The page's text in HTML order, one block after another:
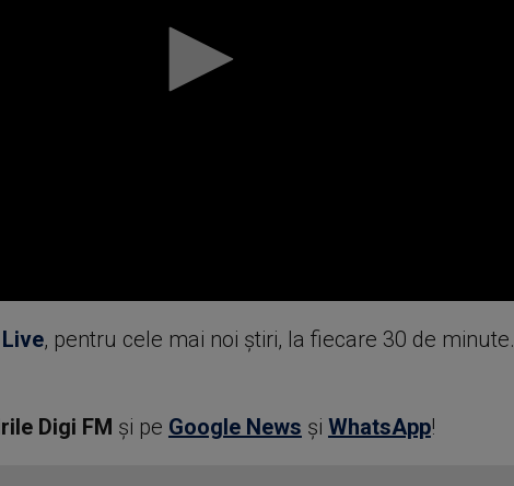
, pentru cele mai noi știri, la fiecare 30 de minute.
Digi FM şi pe Google News şi WhatsApp!